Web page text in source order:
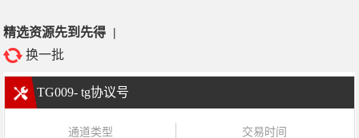
精选资源先到先得 |
换一批
TG009- tg协议号
通道类型
交易时间